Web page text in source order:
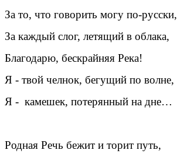
За то, что говорить могу по-русски,
За каждый слог, летящий в облака,
Благодарю, бескрайняя Река!
Я - твой челнок, бегущий по волне,
Я - камешек, потерянный на дне…
Родная Речь бежит и торит путь,